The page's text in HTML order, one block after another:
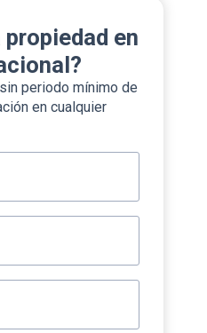
en
periodo mínimo de
en cualquier